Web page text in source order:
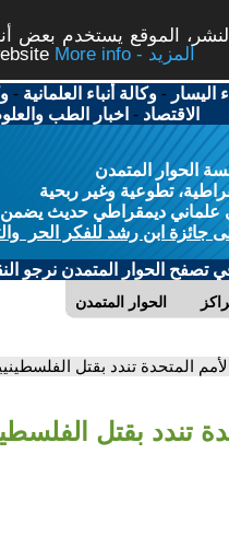
الموقع يستخدم بعض
More info - المزيد
اليسار -وكالة أنباء العلمانية -
الاقتصاد - اخبار الطب
الحوار المتمدن
تطوعية وغير ربحية
ديمقراطي حديث يضمن
جائزة ابن رشد للفكر الحر
تصفح الحوار المتمدن نرجو
الحوار المتمدن
المتحدة تندد بقتل
تندد بقتل